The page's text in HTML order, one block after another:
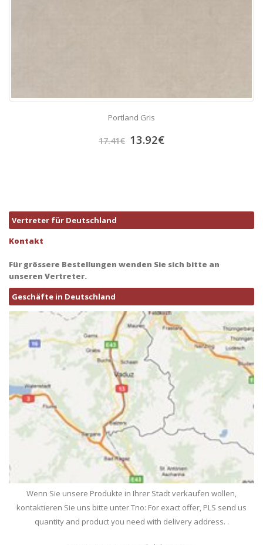
Portland Gris
17.41€ 13.92€
Vertreter für Deutschland
Kontakt
Für grössere Bestellungen wenden Sie sich bitte an
unseren Vertreter.
Geschäfte in Deutschland
Wenn Sie unsere Produkte in Ihrer Stadt verkaufen wollen,
kontaktieren Sie uns bitte unter Tno: For exact offer, PLS send us
quantity and product you need with delivery address. .